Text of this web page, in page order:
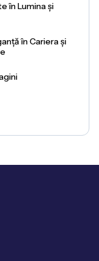
în Lumina și
în Cariera și